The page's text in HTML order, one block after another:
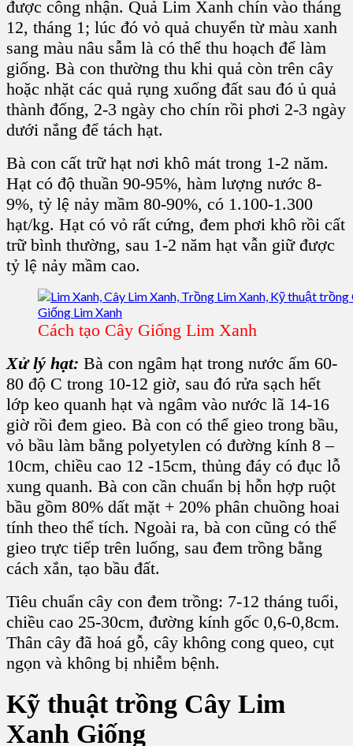
được công nhận. Quả Lim Xanh chín vào tháng
12, tháng 1; lúc đó vỏ quả chuyển từ màu xanh
sang màu nâu sẫm là có thể thu hoạch để làm
giống. Bà con thường thu khi quả còn trên cây
hoặc nhặt các quả rụng xuống đất sau đó ủ quả
thành đống, 2-3 ngày cho chín rồi phơi 2-3 ngày
dưới nắng để tách hạt.
Bà con cất trữ hạt nơi khô mát trong 1-2 năm.
Hạt có độ thuần 90-95%, hàm lượng nước 8-
9%, tỷ lệ nảy mầm 80-90%, có 1.100-1.300
hạt/kg. Hạt có vỏ rất cứng, đem phơi khô rồi cất
trữ bình thường, sau 1-2 năm hạt vẫn giữ được
tỷ lệ nảy mầm cao.
Cách tạo Cây Giống Lim Xanh
Xử lý hạt: Bà con ngâm hạt trong nước ấm 60-
80 độ C trong 10-12 giờ, sau đó rửa sạch hết
lớp keo quanh hạt và ngâm vào nước lã 14-16
giờ rồi đem gieo. Bà con có thể gieo trong bầu,
vỏ bầu làm bằng polyetylen có đường kính 8 –
10cm, chiều cao 12 -15cm, thủng đáy có đục lỗ
xung quanh. Bà con cần chuẩn bị hỗn hợp ruột
bầu gồm 80% dất mặt + 20% phân chuồng hoai
tính theo thể tích. Ngoài ra, bà con cũng có thể
gieo trực tiếp trên luống, sau đem trồng bằng
cách xắn, tạo bầu đất.
Tiêu chuẩn cây con đem trồng: 7-12 tháng tuổi,
chiều cao 25-30cm, đường kính gốc 0,6-0,8cm.
Thân cây đã hoá gỗ, cây không cong queo, cụt
ngọn và không bị nhiễm bệnh.
Kỹ thuật trồng Cây Lim
Xanh Giống